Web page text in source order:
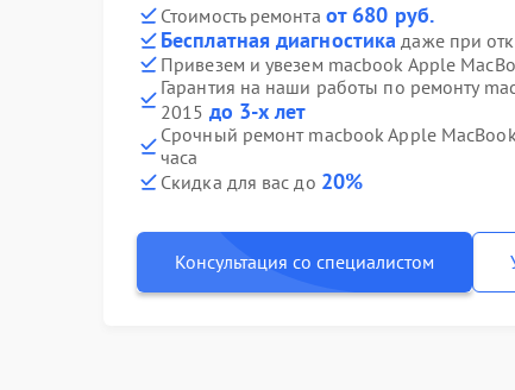
Стоимость ремонта от 680 руб.
Бесплатная диагностика даже при
Привезем и увезем macbook Apple
Гарантия на наши работы по ремонту
2015 до 3-х лет
Срочный ремонт macbook Apple
часа
Скидка для вас до 20%
Консультация со специалистом